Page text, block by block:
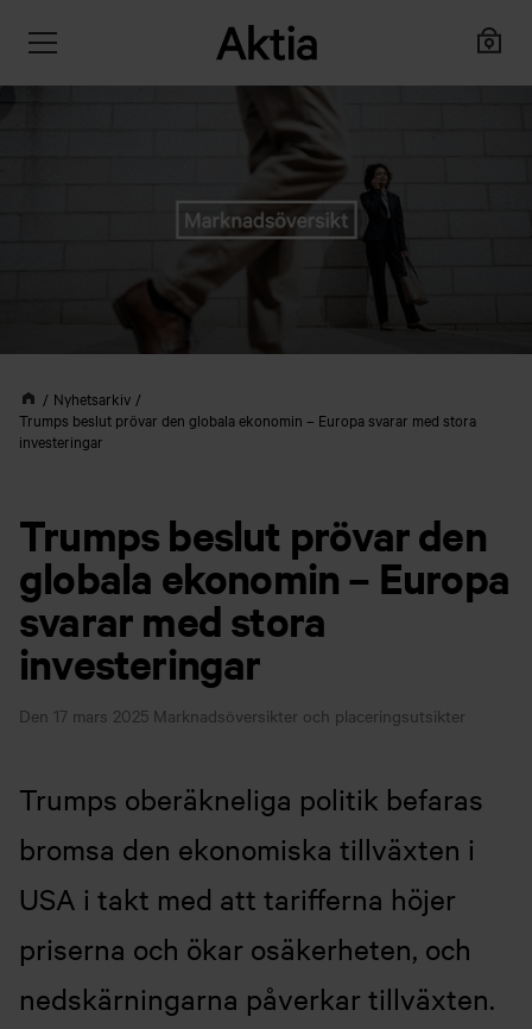
Nyhetsarkiv
Trumps beslut prövar den globala ekonomin – Europa svarar med stora
investeringar
Trumps beslut prövar den
globala ekonomin – Europa
svarar med stora
investeringar
Den 17 mars 2025 Marknadsöversikter och placeringsutsikter
Trumps oberäkneliga politik befaras
bromsa den ekonomiska tillväxten i
USA i takt med att tarifferna höjer
priserna och ökar osäkerheten, och
nedskärningarna påverkar tillväxten.